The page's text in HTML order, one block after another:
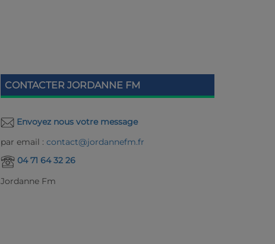
CONTACTER JORDANNE FM
Envoyez nous votre message
par email : contact@jordannefm.fr
04 71 64 32 26
Jordanne Fm